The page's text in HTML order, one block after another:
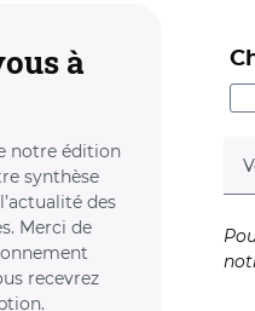
à
notre édition
synthèse
des
Merci de
recevrez